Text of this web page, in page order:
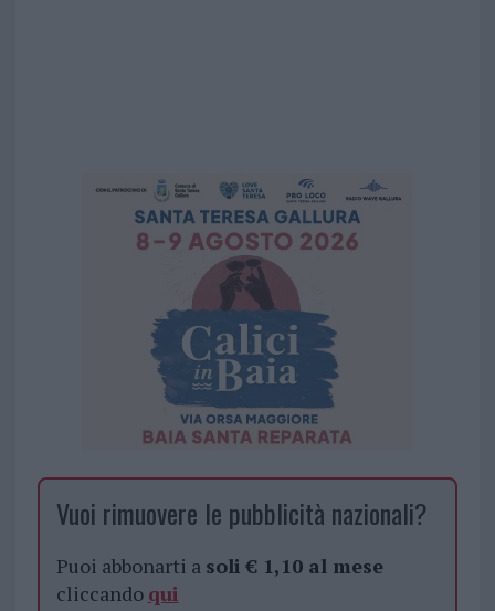
Vuoi rimuovere le pubblicità nazionali?
Puoi abbonarti a soli € 1,10 al mese
cliccando qui